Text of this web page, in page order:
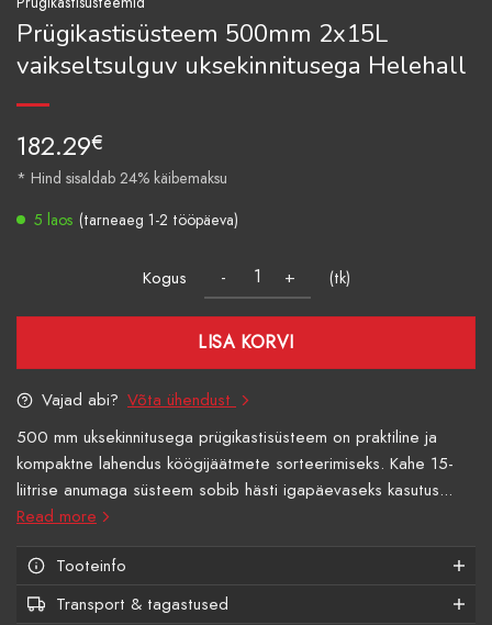
Prügikastisüsteem 500mm 2x15L
vaikseltsulguv uksekinnitusega Helehall
182.29€
* Hind sisaldab 24% käibemaksu
5 laos (tarneaeg 1-2 tööpäeva)
Kogus (tk)
LISA KORVI
Vajad abi? Võta ühendust
500 mm uksekinnitusega prügikastisüsteem on praktiline ja
kompaktne lahendus köögijäätmete sorteerimiseks. Kahe 15-
liitrise anumaga süsteem sobib hästi igapäevaseks kasutus...
Read more
Tooteinfo
Transport & tagastused